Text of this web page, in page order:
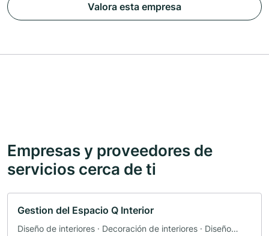
Valora esta empresa
Empresas y proveedores de
servicios cerca de ti
Gestion del Espacio Q Interior
Diseño de interiores · Decoración de interiores · Diseño